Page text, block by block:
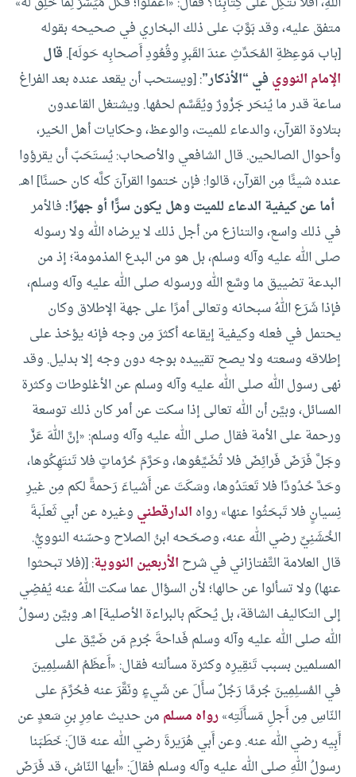
متفق عليه، وقد بَوَّبَ على ذلك البخاري في صحيحه بقوله
[باب مَوعِظةِ المُحَدِّثِ عندَ القَبرِ وقُعُودِ أَصحابِه حَولَه]. قال
الإمام النووي في “الأذكار”: [ويستحب أن يقعد عنده بعد الفراغ
ساعة قدر ما يُنحَر جَزُورٌ ويُقَسَّم لحمُها. ويشتغل القاعدون
بتلاوة القرآن، والدعاء للميت، والوعظ، وحكايات أهل الخير،
وأحوال الصالحين. قال الشافعي والأصحاب: يُستَحَبّ أن يقرؤوا
عنده شيئًا مِن القرآن، قالوا: فإن ختموا القرآنَ كلَّه كان حسنًا] اهـ.
أما عن كيفية الدعاء للميت وهل يكون سرًّا أو جهرًا: فالأمر
في ذلك واسع، والتنازع من أجل ذلك لا يرضاه الله ولا رسوله
صلى الله عليه وآله وسلم، بل هو من البدع المذمومة؛ إذ من
البدعة تضييق ما وسَّع الله ورسوله صلى الله عليه وآله وسلم،
فإذا شَرَع اللهُ سبحانه وتعالى أمرًا على جهة الإطلاق وكان
يحتمل في فعله وكيفية إيقاعه أكثرَ مِن وجه فإنه يؤخذ على
إطلاقه وسعته ولا يصح تقييده بوجه دون وجه إلا بدليل. وقد
نهى رسول الله صلى الله عليه وآله وسلم عن الأغلوطات وكثرة
المسائل، وبيَّن أن الله تعالى إذا سكت عن أمر كان ذلك توسعة
ورحمة على الأمة فقال صلى الله عليه وآله وسلم: «إنَّ اللهَ عَزَّ
وجَلَّ فَرَضَ فَرائِضَ فلا تُضَيِّعُوها، وحَرَّمَ حُرُماتٍ فلا تَنتَهِكُوها،
وحَدَّ حُدُودًا فلا تَعتَدُوها، وسَكَتَ عن أَشياءَ رَحمةً لكم مِن غيرِ
نِسيانٍ فلا تَبحَثُوا عنها» رواه الدارقطني وغيره عن أبي ثَعلَبةَ
الخُشَنِيِّ رضي الله عنه، وصحّحه ابنُ الصلاح وحسّنه النوويُّ.
قال العلامة التَّفتازاني في شرح الأربعين النووية: [(فلا تبحثوا
عنها) ولا تسألوا عن حالها؛ لأن السؤال عما سكت اللهُ عنه يُفضِي
إلى التكاليف الشاقة، بل يُحكَم بالبراءة الأصلية] اهـ. وبيَّن رسولُ
الله صلى الله عليه وآله وسلم فَداحةَ جُرمِ مَن ضَيَّق على
المسلمين بسبب تَنقِيرِه وكثرة مسألته فقـال: «أَعظَمُ المُسلِمِينَ
في المُسلِمِينَ جُرمًا رَجُلٌ سأَلَ عن شَيءٍ ونَقَّرَ عنه فحُرِّمَ على
النّاسِ مِن أَجلِ مَسأَلَتِه»رواه مسلم من حديث عامِرِ بنِ سَعدٍ عن
أَبِيه رضي الله عنه. وعن أَبي هُرَيرةَ رضي الله عنه قالَ: خَطَبَنا
رسولُ اللهِ صلى الله عليه وآله وسلم فقالَ: «أيها النّاسُ، قد فَرَضَ